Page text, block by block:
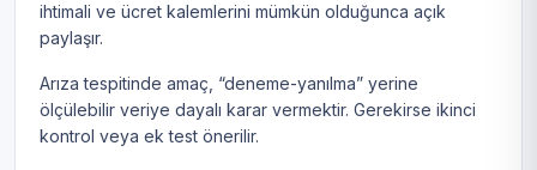
ihtimali ve ücret kalemlerini mümkün olduğunca açık
paylaşır.
Arıza tespitinde amaç, “deneme-yanılma” yerine
ölçülebilir veriye dayalı karar vermektir. Gerekirse ikinci
kontrol veya ek test önerilir.